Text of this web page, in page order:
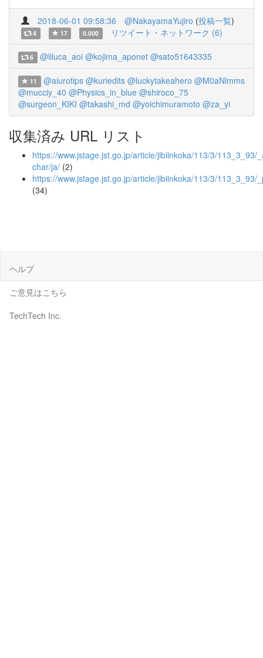
2018-06-01 09:58:36 @NakayamaYujiro (投稿一覧)
4 17 0.000 リツイート・ネットワーク (6)
6 @liluca_aoi @kojima_aponet @sato51643335
11 @aiurotips @kuriedits @luckytakeahero @M0aNlmms
@mucciy_40 @Physics_in_blue @shiroco_75
@surgeon_KIKI @takashi_md @yoichimuramoto @za_yi
収集済み URL リスト
https://www.jstage.jst.go.jp/article/jibiinkoka/113/3/113_3_93/
char/ja/ (2)
https://www.jstage.jst.go.jp/article/jibiinkoka/113/3/113_3_93/
(34)
ヘルプ
ご意見はこちら
TechTech Inc.